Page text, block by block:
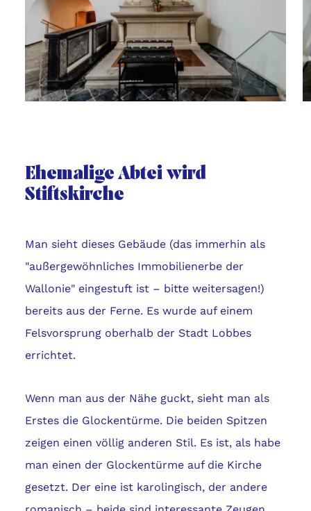
Ehemalige Abtei wird
Stiftskirche
Man sieht dieses Gebäude (das immerhin als
"außergewöhnliches Immobilienerbe der
Wallonie" eingestuft ist – bitte weitersagen!)
bereits aus der Ferne. Es wurde auf einem
Felsvorsprung oberhalb der Stadt Lobbes
errichtet.
Wenn man aus der Nähe guckt, sieht man als
Erstes die Glockentürme. Die beiden Spitzen
zeigen einen völlig anderen Stil. Es ist, als habe
man einen der Glockentürme auf die Kirche
gesetzt. Der eine ist karolingisch, der andere